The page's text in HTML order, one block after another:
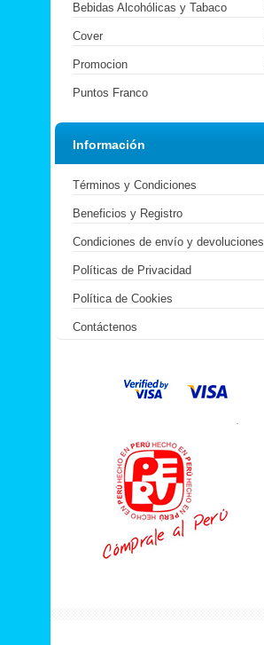
Bebidas Alcohólicas y Tabaco
Cover
Promocion
Puntos Franco
Información
Términos y Condiciones
Beneficios y Registro
Condiciones de envío y devoluciones
Políticas de Privacidad
Política de Cookies
Contáctenos
.